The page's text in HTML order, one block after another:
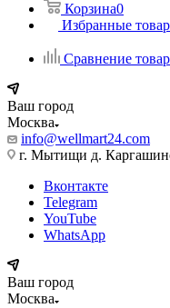
Корзина0
Избранные
Сравнение
Ваш город
Москва
info@wellmart24.com
г. Мытищи д.
Вконтакте
Telegram
YouTube
WhatsApp
Ваш город
Москва